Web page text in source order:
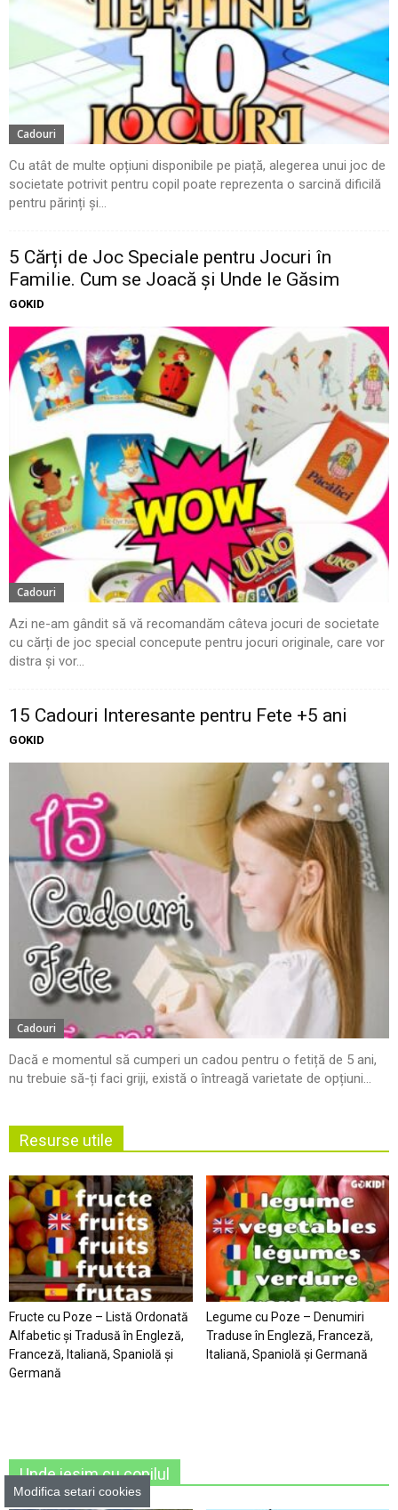
Cadouri
Cu atât de multe opțiuni disponibile pe piață, alegerea unui joc de
societate potrivit pentru copil poate reprezenta o sarcină dificilă
pentru părinți și...
5 Cărți de Joc Speciale pentru Jocuri în
Familie. Cum se Joacă și Unde le Găsim
GOKID
Cadouri
Azi ne-am gândit să vă recomandăm câteva jocuri de societate
cu cărți de joc special concepute pentru jocuri originale, care vor
distra și vor...
15 Cadouri Interesante pentru Fete +5 ani
GOKID
Cadouri
Dacă e momentul să cumperi un cadou pentru o fetiță de 5 ani,
nu trebuie să-ți faci griji, există o întreagă varietate de opțiuni...
Resurse utile
Fructe cu Poze – Listă Ordonată
Alfabetic şi Tradusă în Engleză,
Franceză, Italiană, Spaniolă şi
Germană
Legume cu Poze – Denumiri
Traduse în Engleză, Franceză,
Italiană, Spaniolă şi Germană
Unde iesim cu copilul
Modifica setari cookies